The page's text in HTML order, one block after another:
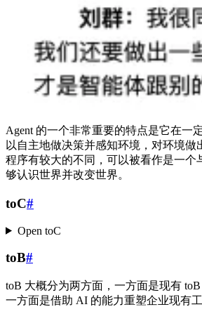
Agent 的一个非常重要的特点是它在一
以自主地做决策并感知环境，对环境做
程序有较大的不同，可以被看作是一个
够认识世界并改变世界。
toC#
Open toC
toB#
toB 大概分为两方面，一方面是现有
一方面是借助 AI 的能力重塑企业现有工